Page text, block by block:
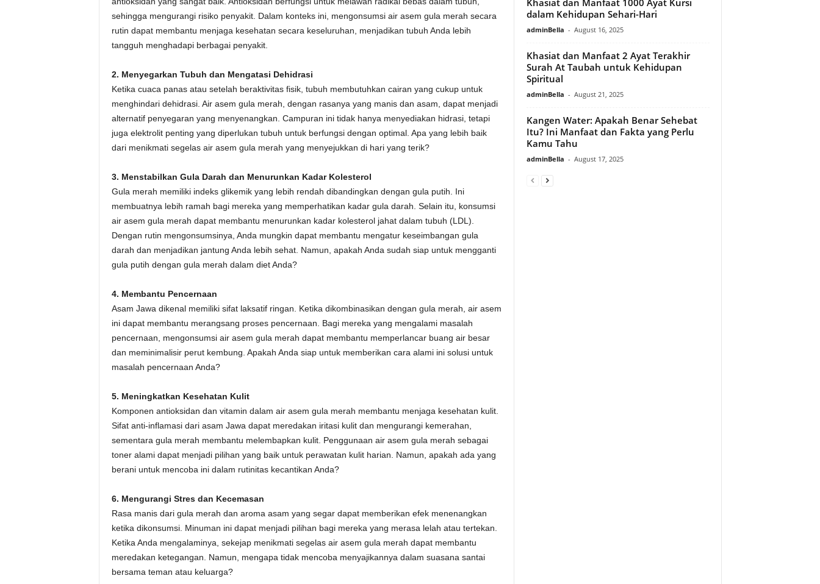
sehingga mengurangi risiko penyakit. Dalam konteks ini, mengonsumsi air asem gula merah secara
rutin dapat membantu menjaga kesehatan secara keseluruhan, menjadikan tubuh Anda lebih
tangguh menghadapi berbagai penyakit.
2. Menyegarkan Tubuh dan Mengatasi Dehidrasi
Ketika cuaca panas atau setelah beraktivitas fisik, tubuh membutuhkan cairan yang cukup untuk
menghindari dehidrasi. Air asem gula merah, dengan rasanya yang manis dan asam, dapat menjadi
alternatif penyegaran yang menyenangkan. Campuran ini tidak hanya menyediakan hidrasi, tetapi
juga elektrolit penting yang diperlukan tubuh untuk berfungsi dengan optimal. Apa yang lebih baik
dari menikmati segelas air asem gula merah yang menyejukkan di hari yang terik?
3. Menstabilkan Gula Darah dan Menurunkan Kadar Kolesterol
Gula merah memiliki indeks glikemik yang lebih rendah dibandingkan dengan gula putih. Ini
membuatnya lebih ramah bagi mereka yang memperhatikan kadar gula darah. Selain itu, konsumsi
air asem gula merah dapat membantu menurunkan kadar kolesterol jahat dalam tubuh (LDL).
Dengan rutin mengonsumsinya, Anda mungkin dapat membantu mengatur keseimbangan gula
darah dan menjadikan jantung Anda lebih sehat. Namun, apakah Anda sudah siap untuk mengganti
gula putih dengan gula merah dalam diet Anda?
4. Membantu Pencernaan
Asam Jawa dikenal memiliki sifat laksatif ringan. Ketika dikombinasikan dengan gula merah, air asem
ini dapat membantu merangsang proses pencernaan. Bagi mereka yang mengalami masalah
pencernaan, mengonsumsi air asem gula merah dapat membantu memperlancar buang air besar
dan meminimalisir perut kembung. Apakah Anda siap untuk memberikan cara alami ini solusi untuk
masalah pencernaan Anda?
5. Meningkatkan Kesehatan Kulit
Komponen antioksidan dan vitamin dalam air asem gula merah membantu menjaga kesehatan kulit.
Sifat anti-inflamasi dari asam Jawa dapat meredakan iritasi kulit dan mengurangi kemerahan,
sementara gula merah membantu melembapkan kulit. Penggunaan air asem gula merah sebagai
toner alami dapat menjadi pilihan yang baik untuk perawatan kulit harian. Namun, apakah ada yang
berani untuk mencoba ini dalam rutinitas kecantikan Anda?
6. Mengurangi Stres dan Kecemasan
Rasa manis dari gula merah dan aroma asam yang segar dapat memberikan efek menenangkan
ketika dikonsumsi. Minuman ini dapat menjadi pilihan bagi mereka yang merasa lelah atau tertekan.
Ketika Anda mengalaminya, sekejap menikmati segelas air asem gula merah dapat membantu
meredakan ketegangan. Namun, mengapa tidak mencoba menyajikannya dalam suasana santai
bersama teman atau keluarga?
dalam Kehidupan Sehari-Hari
adminBella - August 16, 2025
Khasiat dan Manfaat 2 Ayat Terakhir
Surah At Taubah untuk Kehidupan
Spiritual
adminBella - August 21, 2025
Kangen Water: Apakah Benar Sehebat
Itu? Ini Manfaat dan Fakta yang Perlu
Kamu Tahu
adminBella - August 17, 2025